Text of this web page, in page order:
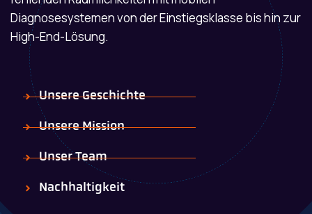
Diagnosesystemen von der Einstiegsklasse bis hin zur
High-End-Lösung.
Unsere Geschichte
Unsere Mission
Unser Team
Nachhaltigkeit